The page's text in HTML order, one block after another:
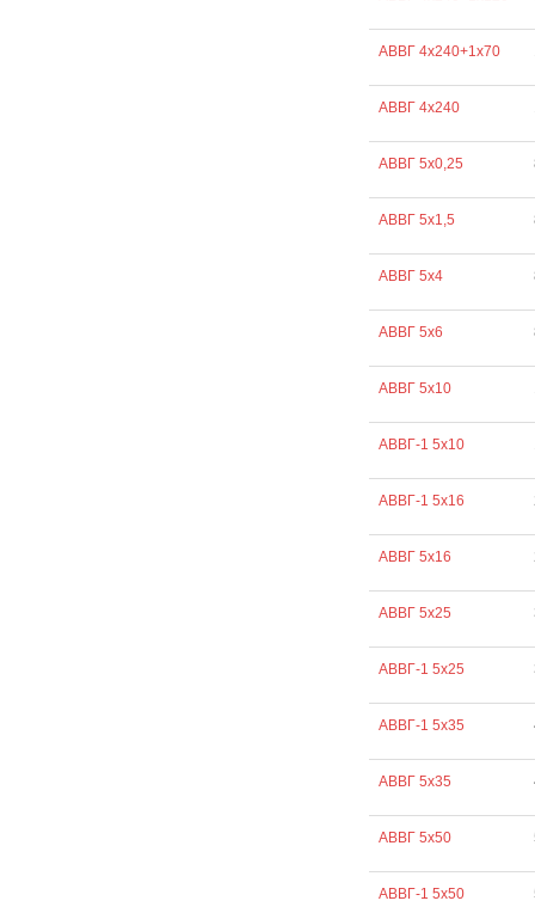
АВВГ 4х240+1х70
АВВГ 4х240
АВВГ 5х0,25
АВВГ 5х1,5
АВВГ 5х4
АВВГ 5х6
АВВГ 5х10
АВВГ-1 5х10
АВВГ-1 5х16
АВВГ 5х16
АВВГ 5х25
АВВГ-1 5х25
АВВГ-1 5х35
АВВГ 5х35
АВВГ 5х50
АВВГ-1 5х50